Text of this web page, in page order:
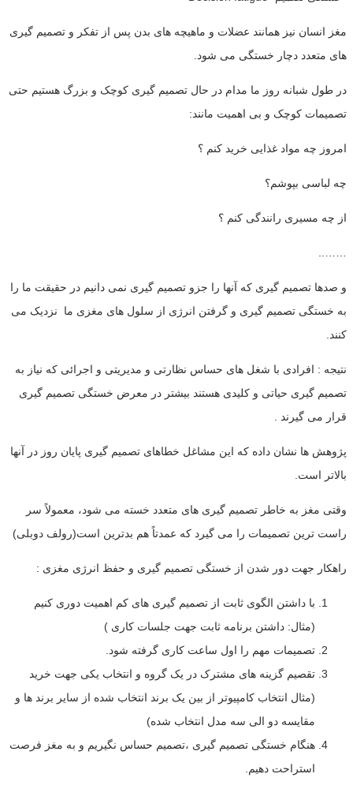
مغز انسان نیز همانند عضلات و ماهیچه های بدن پس از تفکر و تصمیم گیری
های متعدد دچار خستگی می شود.
در طول شبانه روز ما مدام در حال تصمیم گیری کوچک و بزرگ هستیم حتی
تصمیمات کوچک و بی اهمیت مانند:
امروز چه مواد غذایی خرید کنم ؟
چه لباسی بپوشم؟
از چه مسیری رانندگی کنم ؟
و صدها تصمیم گیری که آنها را جزو تصمیم گیری نمی دانیم در حقیقت ما را
به خستگی تصمیم گیری و گرفتن انرژی از سلول های مغزی ما نزدیک می
کنند.
نتیجه : افرادی با شغل های حساس نظارتی و مدیریتی و اجرائی که نیاز به
تصمیم گیری حیاتی و کلیدی هستند بیشتر در معرض خستگی تصمیم گیری
قرار می گیرند .
پژوهش ها نشان داده که این مشاغل خطاهای تصمیم گیری پایان روز در آنها
بالاتر است.
وقتی مغز به خاطر تصمیم گیری های متعدد خسته می شود، معمولاً سر
راست ترین تصمیمات را می گیرد که عمدتاً هم بدترین است(رولف دوبلی)
راهکار جهت دور شدن از خستگی تصمیم گیری و حفظ انرژی مغزی :
با داشتن الگوی ثابت از تصمیم گیری های کم اهمیت دوری کنیم
(مثال: داشتن برنامه ثابت جهت جلسات کاری )
تصمیمات مهم را اول ساعت کاری گرفته شود.
تقصیم گزینه های مشترک در یک گروه و انتخاب یکی جهت خرید
(مثال انتخاب کامپیوتر از بین یک برند انتخاب شده از سایر برند ها و
مقایسه دو الی سه مدل انتخاب شده)
هنگام خستگی تصمیم گیری ،تصمیم حساس نگیریم و به مغز فرصت
استراحت دهیم.